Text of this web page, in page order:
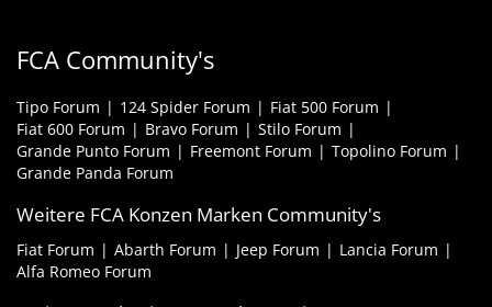
FCA Community's
Tipo Forum 124 Spider Forum
Fiat 500 Forum
Fiat 600 Forum
Bravo Forum
Stilo Forum
Grande Punto Forum
Freemont Forum
Topolino Forum
Grande Panda Forum
Weitere FCA Konzen Marken Community's
Fiat Forum Abarth Forum Jeep Forum
Lancia Forum
Alfa Romeo Forum